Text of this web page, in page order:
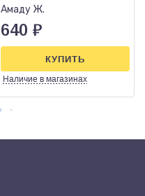
Амаду Ж.
640 ₽
Наличие в магазинах
КУПИТЬ